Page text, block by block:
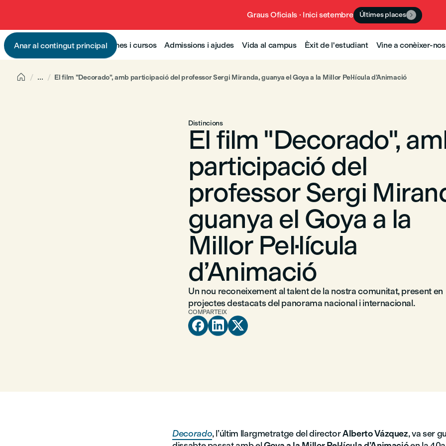
Graus Oficials · Inici setembre Últimes places 
Anar al contingut principalProgrames i cursos Admissions i ajudes Vida al campus Èxit de l'estudiant Vine a conèixer-nos
 ... El film "Decorado", amb participació del professor Sergi Miranda, guanya el Goya a la Millor Pel·lícula d’Animació
Distincions
El film "Decorado",
participació del
professor Sergi
guanya el Goya a la
Millor Pel·lícula
d’Animació
Un nou reconeixement al talent de la nostra comunitat, present en
projectes destacats del panorama nacional i internacional.
COMPARTEIX
  
Decorado, l’últim llargmetratge del directorAlberto Vázquez, va ser